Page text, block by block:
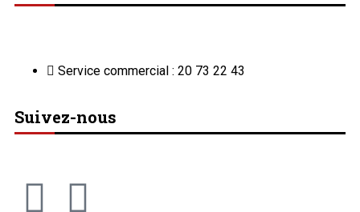
Service commercial : 20 73 22 43
Suivez-nous